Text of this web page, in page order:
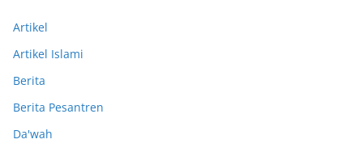
Artikel
Artikel Islami
Berita
Berita Pesantren
Da'wah